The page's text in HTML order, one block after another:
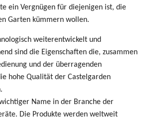
ein Vergnügen für diejenigen ist, die
Garten kümmern wollen.
weiterentwickelt und
sind die Eigenschaften die, zusammen
und der überragenden
hohe Qualität der Castelgarden
Name in der Branche der
Die Produkte werden weltweit